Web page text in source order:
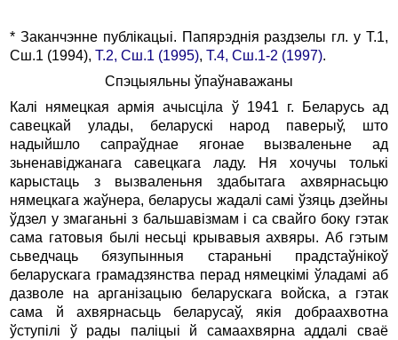
* Заканчэнне публікацыі. Папярэднія раздзелы гл. у Т.1,
Сш.1 (1994),Т.2, Сш.1 (1995),Т.4, Сш.1-2 (1997).
Спэцыяльны ўпаўнаважаны
Калi нямецкая армiя ачысцiла ў 1941 г. Беларусь ад
савецкай улады, беларускi народ паверыў, што
надыйшло сапраўднае ягонае вызваленьне ад
зьненавiджанага савецкага ладу. Ня хочучы толькi
карыстаць з вызваленьня здабытага ахвярнасьцю
нямецкага жаўнера, беларусы жадалi самi ўзяць дзейны
ўдзел у змаганьнi з бальшавiзмам i са свайго боку гэтак
сама гатовыя былi несьцi крывавыя ахвяры. Аб гэтым
сьведчаць бязупынныя стараньнi прадстаўнiкоў
беларускага грамадзянства перад нямецкiмi ўладамi аб
дазволе на арганiзацыю беларускага войска, а гэтак
сама й ахвярнасьць беларусаў, якiя добраахвотна
ўступiлi ў рады палiцыi й самаахвярна аддалi сваё